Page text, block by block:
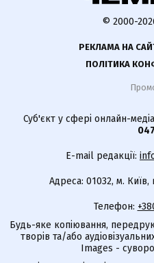
© 2000-
РЕКЛАМА НА
ПОЛІТИКА
Суб'єкт у сфері онлайн-
E-mail редакції:
Адреса: 01032, м.
Телефон:
Будь-яке копіювання,
творів та/або
Images -